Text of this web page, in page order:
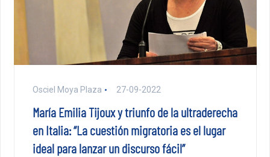
Osciel Moya Plaza 27-09-2022
María Emilia Tijoux y triunfo de la ultraderecha
en Italia: “La cuestión migratoria es el lugar
ideal para lanzar un discurso fácil”